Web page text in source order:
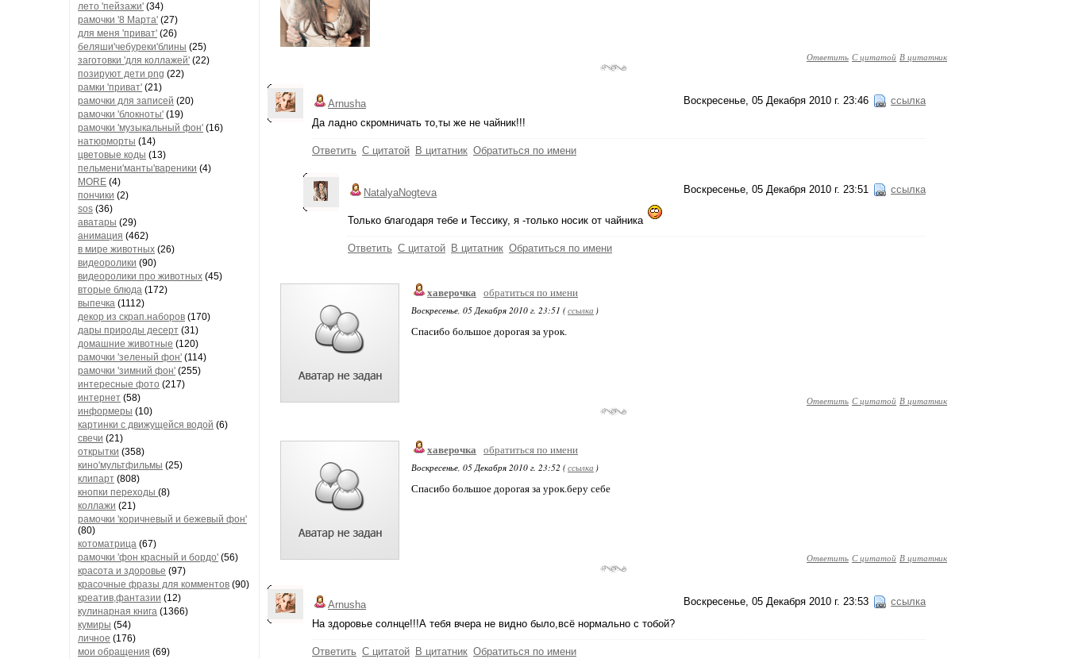
лето 'пейзажи' (34)
рамочки '8 Марта' (27)
для меня 'приват' (26)
беляши'чебуреки'блины (25)
заготовки 'для коллажей' (22)
позируют дети png (22)
рамки 'приват' (21)
рамочки для записей (20)
рамочки 'блокноты' (19)
рамочки 'музыкальный фон' (16)
натюрморты (14)
цветовые коды (13)
пельмени'манты'вареники (4)
MORE (4)
пончики (2)
sos (36)
аватары (29)
анимация (462)
в мире животных (26)
видеоролики (90)
видеоролики про животных (45)
вторые блюда (172)
выпечка (1112)
декор из скрап.наборов (170)
дары природы десерт (31)
домашние животные (120)
рамочки 'зеленый фон' (114)
рамочки 'зимний фон' (255)
интересные фото (217)
интернет (58)
информеры (10)
картинки с движущейся водой (6)
свечи (21)
открытки (358)
кино'мультфильмы (25)
клипарт (808)
кнопки переходы (8)
коллажи (21)
рамочки 'коричневый и бежевый фон'
(80)
котоматрица (67)
рамочки 'фон красный и бордо' (56)
красота и здоровье (97)
красочные фразы для комментов (90)
креатив,фантазии (12)
кулинарная книга (1366)
кумиры (54)
личное (176)
мои обращения (69)
Ответить С цитатой В цитатник
Воскресенье, 05 Декабря 2010 г. 23:46 ссылка
Arnusha
Да ладно скромничать то,ты же не чайник!!!
Ответить С цитатой В цитатник Обратиться по имени
Воскресенье, 05 Декабря 2010 г. 23:51 ссылка
NatalyaNogteva
Только благодаря тебе и Тессику, я -только носик от чайника
Ответить С цитатой В цитатник Обратиться по имени
хаверочка
обратиться по имени
Воскресенье, 05 Декабря 2010 г. 23:51 (ссылка )
Спасибо большое дорогая за урок.
Ответить С цитатой В цитатник
хаверочка
обратиться по имени
Воскресенье, 05 Декабря 2010 г. 23:52 (ссылка )
Спасибо большое дорогая за урок.беру себе
Ответить С цитатой В цитатник
Воскресенье, 05 Декабря 2010 г. 23:53 ссылка
Arnusha
На здоровье солнце!!!А тебя вчера не видно было,всё нормально с тобой?
Ответить С цитатой В цитатник Обратиться по имени